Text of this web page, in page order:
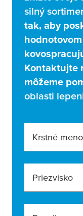
silný
tak, aby
Kontaktujte
môžeme
oblasti
Krstné meno
Priezvisko